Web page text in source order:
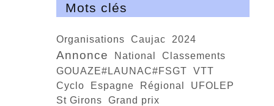
Mots clés
organisations Caujac 2024
annonce national
classements
GOUAZE#LAUNAC#FSGT
VTT
cyclo
Espagne régional
UFOLEP
St Girons
Grand prix